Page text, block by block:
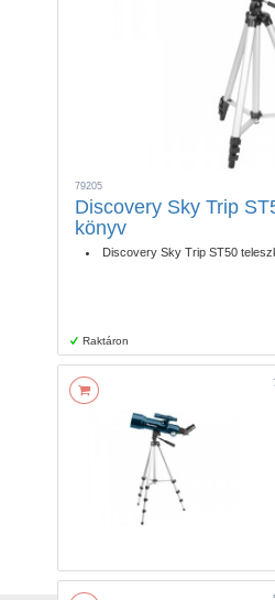
Raktáron
79205
Discovery Sky Trip
könyv
Discovery Sky Trip ST50